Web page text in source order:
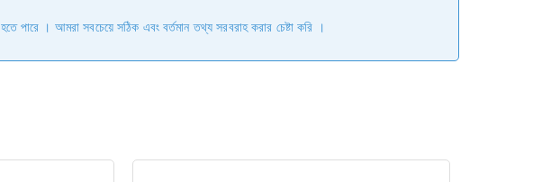
পারে । আমরা সবচেয়ে সঠিক এবং বর্তমান তথ্য সরবরাহ করার চেষ্টা করি ।